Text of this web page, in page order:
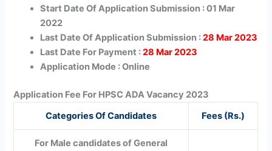
Start Date Of Application Submission : 01 Mar
2022
Last Date Of Application Submission :28 Mar 2023
Last Date For Payment :28 Mar 2023
Application Mode : Online
Application Fee For HPSC ADA Vacancy 2023
Categories Of Candidates
Fees (Rs.)
For Male candidates of General